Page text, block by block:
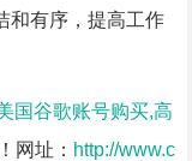
和有序，提高工作
国谷歌账号购买,高
网址： http://www.c